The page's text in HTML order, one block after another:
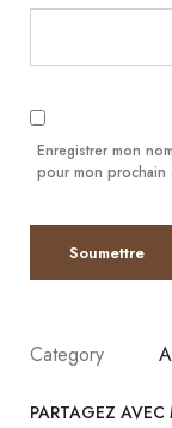
Enregistrer mon
pour mon prochain
Category
PARTAGEZ AVEC